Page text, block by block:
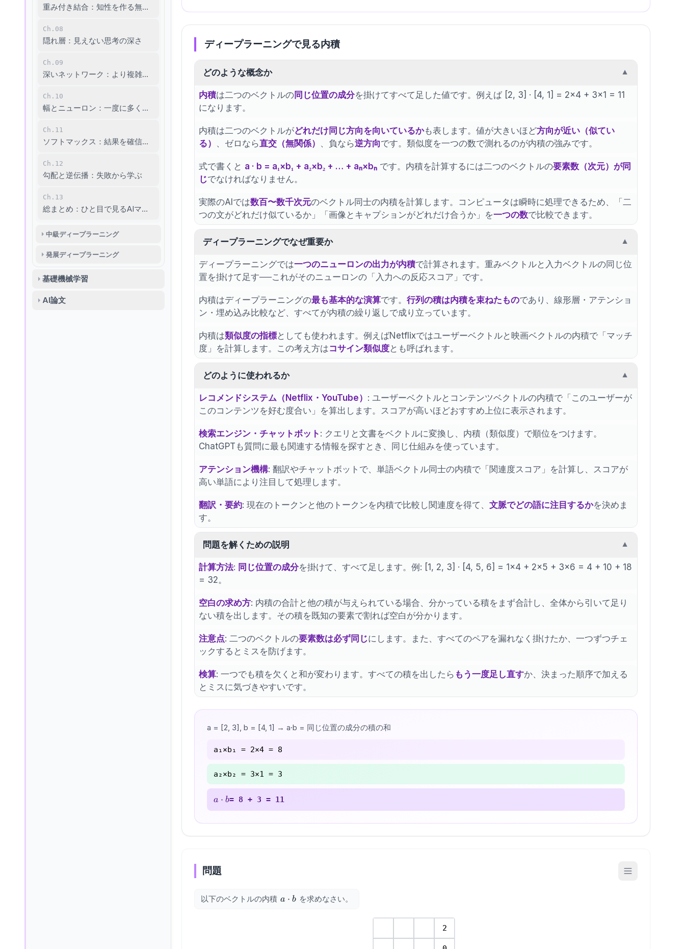
重み付き結合：知性を作る無数の鎖
Ch.08
隠れ層：見えない思考の深さ
Ch.09
深いネットワーク：より複雑な問題を解く力
Ch.10
幅とニューロン：一度に多くの特徴を見つける
Ch.11
ソフトマックス：結果を確信に変える
Ch.12
勾配と逆伝播：失敗から学ぶ
Ch.13
総まとめ：ひと目で見るAIマップ
中級ディープラーニング
発展ディープラーニング
基礎機械学習
AI論文
ディープラーニングで見る内積
どのような概念か ▼
内積は二つのベクトルの同じ位置の成分を掛けてすべて足した値です。例えば [2, 3] · [4, 1] = 2×4 + 3×1 = 11
になります。
内積は二つのベクトルがどれだけ同じ方向を向いているかも表します。値が大きいほど方向が近い（似てい
る） 、ゼロなら直交（無関係） 、負なら逆方向です。類似度を一つの数で測れるのが内積の強みです。
式で書くと a · b = a₁×b₁ + a₂×b₂ + … + aₙ×bₙ です。内積を計算するには二つのベクトルの要素数（次元）が同
じでなければなりません。
実際のAIでは数百〜数千次元のベクトル同士の内積を計算します。コンピュータは瞬時に処理できるため、「二
つの文がどれだけ似ているか」「画像とキャプションがどれだけ合うか」を一つの数で比較できます。
ディープラーニングでなぜ重要か ▼
ディープラーニングでは一つのニューロンの出力が内積で計算されます。重みベクトルと入力ベクトルの同じ位
置を掛けて足す──これがそのニューロンの「入力への反応スコア」です。
内積はディープラーニングの最も基本的な演算です。 行列の積は内積を束ねたものであり、線形層・アテンショ
ン・埋め込み比較など、すべてが内積の繰り返しで成り立っています。
内積は類似度の指標としても使われます。例えばNetflixではユーザーベクトルと映画ベクトルの内積で「マッチ
度」を計算します。この考え方はコサイン類似度とも呼ばれます。
どのように使われるか ▼
レコメンドシステム（Netflix・YouTube） : ユーザーベクトルとコンテンツベクトルの内積で「このユーザーが
このコンテンツを好む度合い」を算出します。スコアが高いほどおすすめ上位に表示されます。
検索エンジン・チャットボット : クエリと文書をベクトルに変換し、内積（類似度）で順位をつけます。
ChatGPTも質問に最も関連する情報を探すとき、同じ仕組みを使っています。
アテンション機構: 翻訳やチャットボットで、単語ベクトル同士の内積で「関連度スコア」を計算し、スコアが
高い単語により注目して処理します。
翻訳・要約: 現在のトークンと他のトークンを内積で比較し関連度を得て、 文脈でどの語に注目するかを決めま
す。
問題を解くための説明 ▼
計算方法: 同じ位置の成分を掛けて、すべて足します。例: [1, 2, 3] · [4, 5, 6] = 1×4 + 2×5 + 3×6 = 4 + 10 + 18
= 32。
空白の求め方: 内積の合計と他の積が与えられている場合、分かっている積をまず合計し、全体から引いて足り
ない積を出します。その積を既知の要素で割れば空白が分かります。
注意点: 二つのベクトルの要素数は必ず同じにします。また、すべてのペアを漏れなく掛けたか、一つずつチェ
ックするとミスを防げます。
検算: 一つでも積を欠くと和が変わります。すべての積を出したら もう一度足し直すか、決まった順序で加える
とミスに気づきやすいです。
a = [2, 3], b = [4, 1] → a·b = 同じ位置の成分の積の和
a₁×b₁ = 2×4 = 8
a₂×b₂ = 3×1 = 3
a
\cdot
b
a ⋅ b= 8 + 3 = 11
問題
以下のベクトルの内積 a
a ⋅ b を求めなさい。
2